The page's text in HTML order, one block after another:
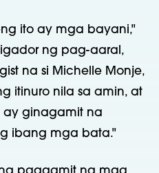
ito ay mga bayani,"
ng pag-aaral,
na si Michelle Monje,
itinuro nila sa amin, at
ginagamit na
ibang mga bata."